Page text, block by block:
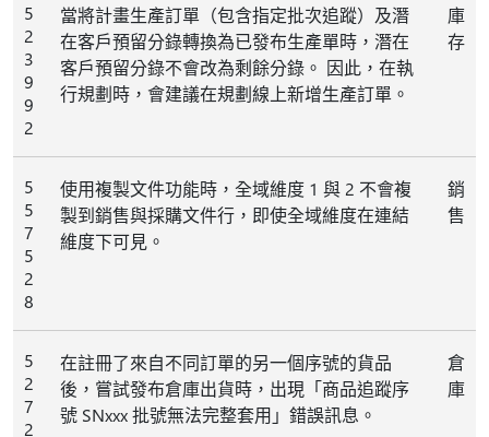
5
2
3
9
9
2
當將計畫生產訂單（包含指定批次追蹤）及潛
在客戶預留分錄轉換為已發布生產單時，潛在
客戶預留分錄不會改為剩餘分錄。 因此，在執
行規劃時，會建議在規劃線上新增生產訂單。
庫
存
5
5
7
5
2
8
使用複製文件功能時，全域維度 1 與 2 不會複
製到銷售與採購文件行，即使全域維度在連結
維度下可見。
銷
售
5
2
7
2
在註冊了來自不同訂單的另一個序號的貨品
後，嘗試發布倉庫出貨時，出現「商品追蹤序
號 SNxxx 批號無法完整套用」錯誤訊息。
倉
庫